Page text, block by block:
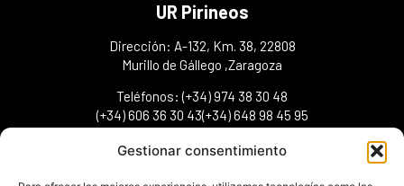
Gestionar consentimiento
UR Pirineos
Dirección: A-132, Km. 38, 22808
Murillo de Gállego ,Zaragoza
Teléfonos: (+34) 974 38 30 48
(+34) 606 36 30 43(+34) 648 98 45 95
info@urpirineos.es